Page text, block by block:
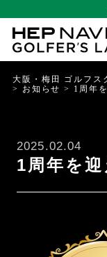
大阪・梅田 ゴルフス
> お知らせ > 1周年
2025.02.04
1周年を迎